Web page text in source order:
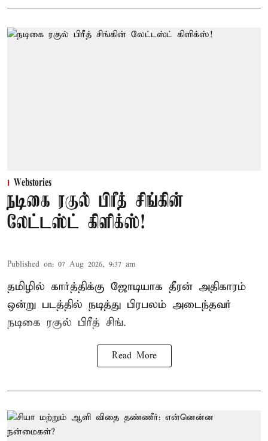
Webstories
நடிகை ரகுல் பிரீத் சிங்கின்
லேட்டஸ்ட் கிளிக்ஸ்!
Published on: 07 Aug 2026, 9:37 am
தமிழில் கார்த்திக்கு ஜோடியாக தீரன் அதிகாரம்
ஒன்று படத்தில் நடித்து பிரபலம் அடைந்தவர்
நடிகை ரகுல் பிரீத் சிங்.
Read More